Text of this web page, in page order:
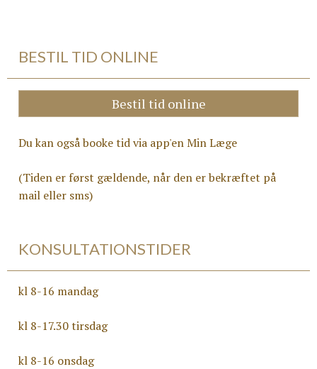
BESTIL TID ONLINE
Bestil tid online
Du kan også booke tid via app'en Min Læge
(Tiden er først gældende, når den er bekræftet på
mail eller sms)
KONSULTATIONSTIDER
kl 8-16 mandag
kl 8-17.30 tirsdag
kl 8-16 onsdag